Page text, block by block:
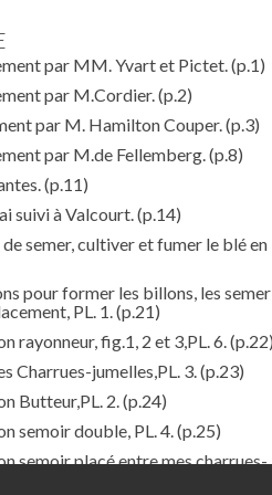
par MM. Yvart et Pictet. (p.1)
par M.Cordier. (p.2)
par M. Hamilton Couper. (p.3)
par M.de Fellemberg. (p.8)
(p.11)
suivi à Valcourt. (p.14)
semer, cultiver et fumer le blé en
pour former les billons, les
PL. 1. (p.21)
rayonneur, fig.1, 2 et 3,PL. 6.
Charrues-jumelles,PL. 3. (p.23)
Butteur,PL. 2. (p.24)
semoir double, PL. 4. (p.25)
semoir placé entre mes charrues-